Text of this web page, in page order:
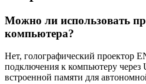
Можно ли использовать
компьютера?
Нет, голографический проектор
подключения к компьютеру
встроенной памяти для